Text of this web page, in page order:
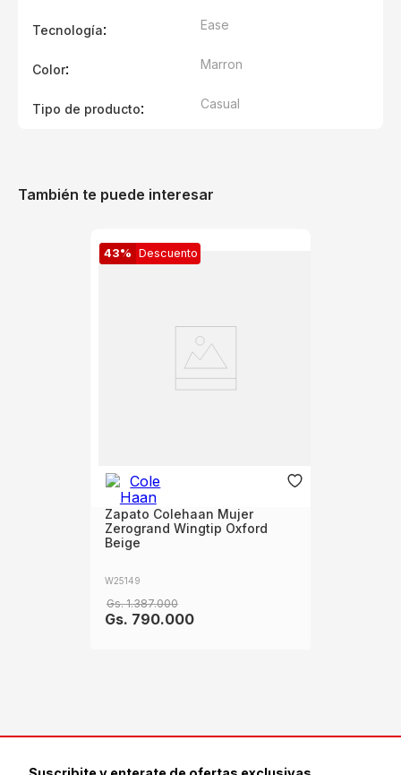
Tecnología: Ease
Color: Marron
Tipo de producto: Casual
También te puede interesar
43% Descuento
Zapato Colehaan Mujer
Zerogrand Wingtip Oxford
Beige
W25149
Gs. 1.387.000
Gs. 790.000